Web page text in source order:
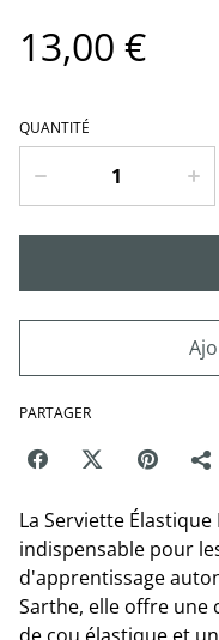
13,00 €
QUANTITÉ
PARTAGER
La Serviette
indispensable pour
d'apprentissage
Sarthe, elle offre une
de cou élastique et